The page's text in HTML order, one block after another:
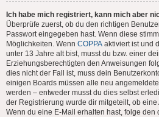
Ich habe mich registriert, kann mich aber
Überprüfe zuerst, ob du den richtigen
Passwort eingegeben hast. Wenn diese
Möglichkeiten. Wenn COPPA aktiviert ist und
unter 13 Jahre alt bist, musst du bzw. einer
Erziehungsberechtigten den Anweisungen
dies nicht der Fall ist, muss dein
einigen Boards müssen alle neu
werden – entweder musst du dies selbst
der Registrierung wurde dir mitgeteilt, ob
Wenn du eine E-Mail erhalten hast, folge den